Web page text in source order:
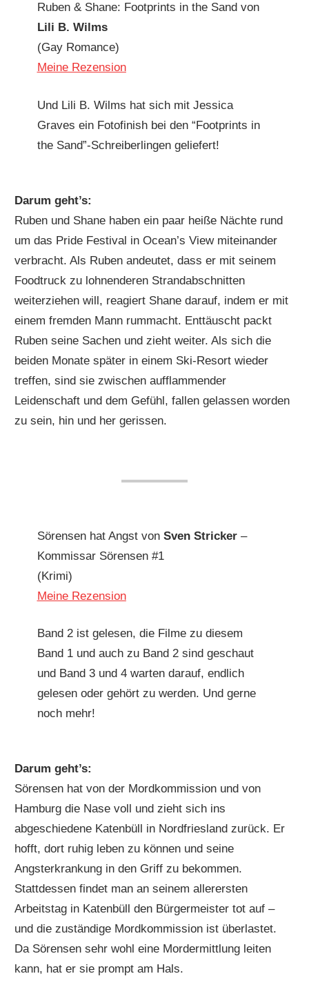
Ruben & Shane: Footprints in the Sand von
Lili B. Wilms
(Gay Romance)
Meine Rezension
Und Lili B. Wilms hat sich mit Jessica
Graves ein Fotofinish bei den “Footprints in
the Sand”-Schreiberlingen geliefert!
Darum geht’s:
Ruben und Shane haben ein paar heiße Nächte rund
um das Pride Festival in Ocean’s View miteinander
verbracht. Als Ruben andeutet, dass er mit seinem
Foodtruck zu lohnenderen Strandabschnitten
weiterziehen will, reagiert Shane darauf, indem er mit
einem fremden Mann rummacht. Enttäuscht packt
Ruben seine Sachen und zieht weiter. Als sich die
beiden Monate später in einem Ski-Resort wieder
treffen, sind sie zwischen aufflammender
Leidenschaft und dem Gefühl, fallen gelassen worden
zu sein, hin und her gerissen.
Sörensen hat Angst von Sven Stricker–
Kommissar Sörensen #1
(Krimi)
Meine Rezension
Band 2 ist gelesen, die Filme zu diesem
Band 1 und auch zu Band 2 sind geschaut
und Band 3 und 4 warten darauf, endlich
gelesen oder gehört zu werden. Und gerne
noch mehr!
Darum geht’s:
Sörensen hat von der Mordkommission und von
Hamburg die Nase voll und zieht sich ins
abgeschiedene Katenbüll in Nordfriesland zurück. Er
hofft, dort ruhig leben zu können und seine
Angsterkrankung in den Griff zu bekommen.
Stattdessen findet man an seinem allerersten
Arbeitstag in Katenbüll den Bürgermeister tot auf –
und die zuständige Mordkommission ist überlastet.
Da Sörensen sehr wohl eine Mordermittlung leiten
kann, hat er sie prompt am Hals.